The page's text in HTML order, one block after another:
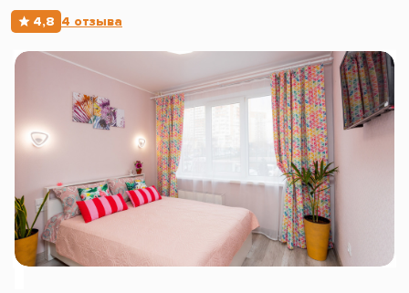
4,8 4 отзыва